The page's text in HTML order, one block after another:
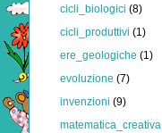
cicli_biologici (8)
cicli_produttivi (1)
ere_geologiche (1)
evoluzione (7)
invenzioni (9)
matematica_creativa